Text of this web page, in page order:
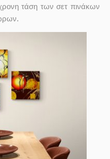
τάση των σετ πινάκων